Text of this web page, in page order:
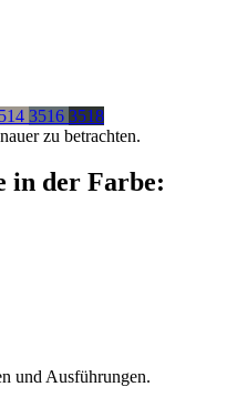
3516 3518
zu betrachten.
in der Farbe:
und Ausführungen.